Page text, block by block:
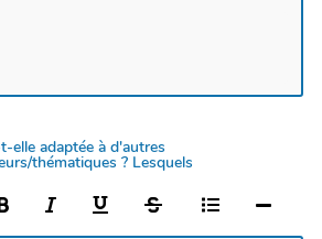
elle adaptée à d'autres
thématiques ? Lesquels